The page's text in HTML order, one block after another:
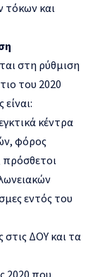
τόκων και
στη ρύθμιση
του 2020
κέντρα
φόρος
πρόσθετοι
εντός του
στις ΔΟΥ και τα